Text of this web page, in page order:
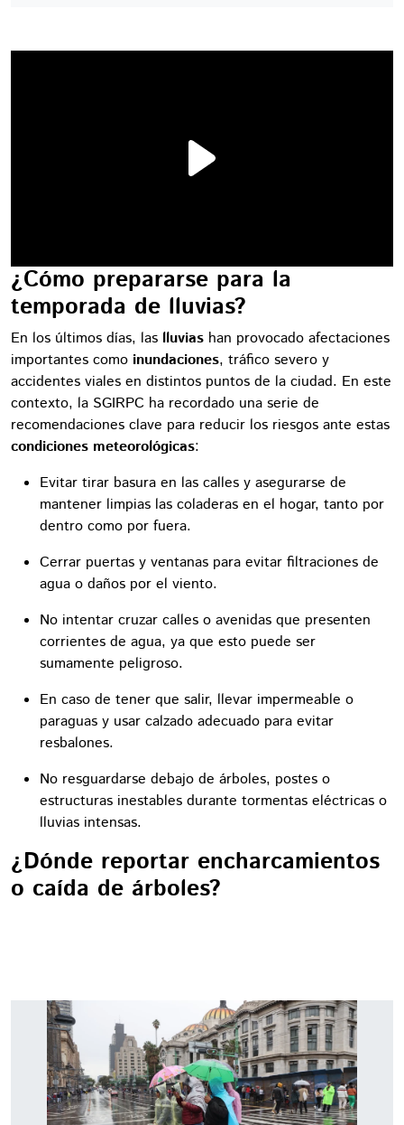
¿Cómo prepararse para la
temporada de lluvias?
En los últimos días, las lluvias han provocado afectaciones
importantes como inundaciones, tráfico severo y
accidentes viales en distintos puntos de la ciudad. En este
contexto, la SGIRPC ha recordado una serie de
recomendaciones clave para reducir los riesgos ante estas
condiciones meteorológicas:
Evitar tirar basura en las calles y asegurarse de
mantener limpias las coladeras en el hogar, tanto por
dentro como por fuera.
Cerrar puertas y ventanas para evitar filtraciones de
agua o daños por el viento.
No intentar cruzar calles o avenidas que presenten
corrientes de agua, ya que esto puede ser
sumamente peligroso.
En caso de tener que salir, llevar impermeable o
paraguas y usar calzado adecuado para evitar
resbalones.
No resguardarse debajo de árboles, postes o
estructuras inestables durante tormentas eléctricas o
lluvias intensas.
¿Dónde reportar encharcamientos
o caída de árboles?